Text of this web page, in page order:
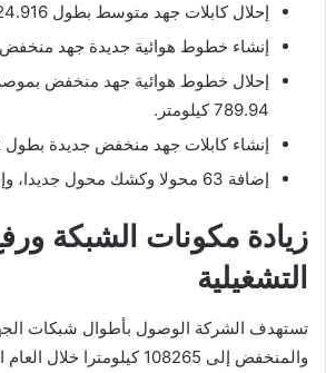
إحلال كابلات جهد متوسط بطول 24.916 كيلومتر.
إنشاء خطوط هوائية جديدة جهد منخفض بطول 217
إحلال خطوط هوائية جهد منخفض
789.94 كيلومتر.
إنشاء كابلات جهد منخفض جديدة بطول 31.22 كيلومتر.
إضافة 63 محولا وكشك محول جديدا، وإحلال 57 كشك محول.
زيادة مكونات الشبكة
التشغيلية
تستهدف الشركة الوصول بأطوال شبكات